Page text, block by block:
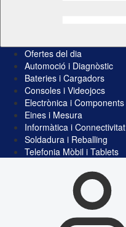
Ofertes del dia
Automoció i Diagnòstic
Bateries i Cargadors
Consoles i Videojocs
Electrònica i Components
Eines i Mesura
Informàtica i Connectivitat
Soldadura i Reballing
Telefonia Mòbil i Tablets